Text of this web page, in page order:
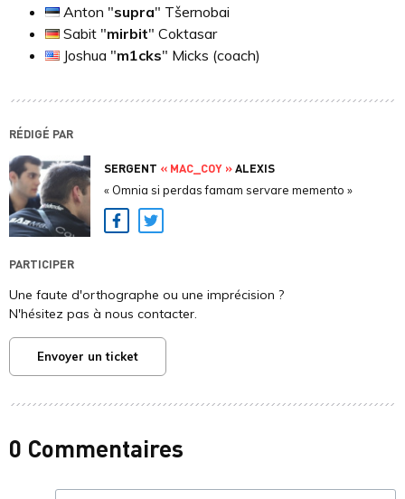
Anton "⁠supra⁠" Tšernobai
Sabit "⁠mirbit⁠" Coktasar
Joshua "⁠m1cks⁠" Micks (coach)
RÉDIGÉ PAR
SERGENT « MAC_COY »ALEXIS
« Omnia si perdas famam servare memento »
Facebook
Twitter
PARTICIPER
Une faute d'orthographe ou une imprécision ?
N'hésitez pas à nous contacter.
Envoyer un ticket
0 Commentaires